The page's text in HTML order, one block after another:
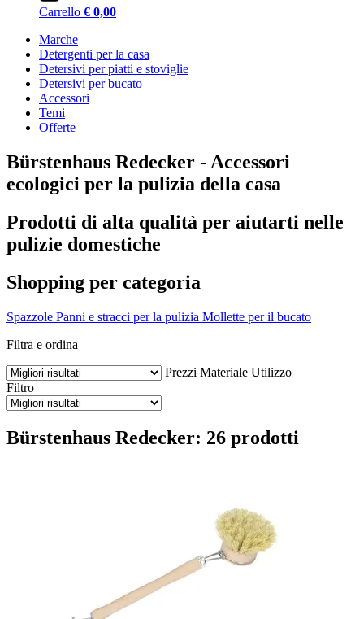
Carrello € 0,00
Marche
Detergenti per la casa
Detersivi per piatti e stoviglie
Detersivi per bucato
Accessori
Temi
Offerte
Bürstenhaus Redecker - Accessori
ecologici per la pulizia della casa
Prodotti di alta qualità per aiutarti nelle
pulizie domestiche
Shopping per categoria
Spazzole Panni e stracci per la pulizia Mollette per il bucato
Filtra e ordina
Prezzi Materiale Utilizzo
Filtro
Bürstenhaus Redecker: 26 prodotti